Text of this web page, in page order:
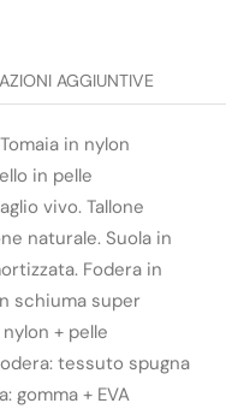
AGGIUNTIVE
in nylon
in pelle
vivo. Tallone
naturale. Suola in
Fodera in
schiuma super
+ pelle
tessuto spugna
gomma + EVA